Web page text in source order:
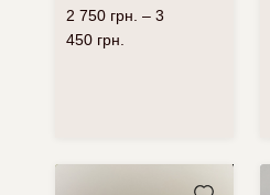
2 750 грн. – 3
450 грн.